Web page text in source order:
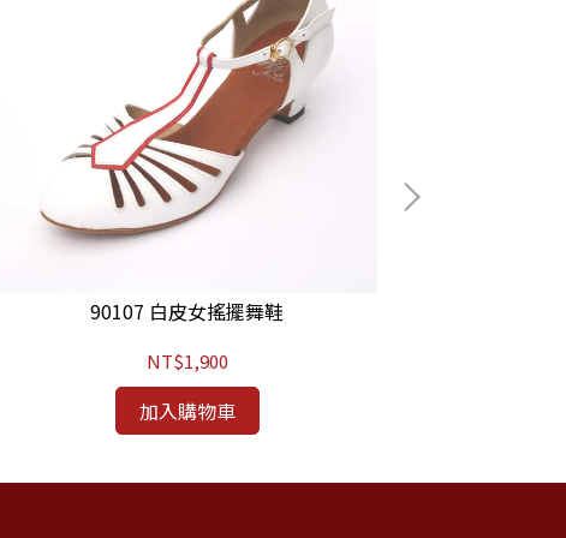
90107 白皮女搖擺舞鞋
NT$1,900
加入購物車